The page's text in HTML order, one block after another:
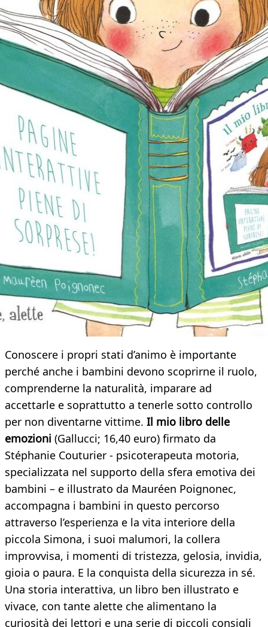
Conoscere i propri stati d’animo è importante
perché anche i bambini devono scoprirne il ruolo,
comprenderne la naturalità, imparare ad
accettarle e soprattutto a tenerle sotto controllo
per non diventarne vittime. Il mio libro delle
emozioni (Gallucci; 16,40 euro) firmato da
Stéphanie Couturier - psicoterapeuta motoria,
specializzata nel supporto della sfera emotiva dei
bambini – e illustrato da Mauréen Poignonec,
accompagna i bambini in questo percorso
attraverso l’esperienza e la vita interiore della
piccola Simona, i suoi malumori, la collera
improvvisa, i momenti di tristezza, gelosia, invidia,
gioia o paura. E la conquista della sicurezza in sé.
Una storia interattiva, un libro ben illustrato e
vivace, con tante alette che alimentano la
curiosità dei lettori e una serie di piccoli consigli